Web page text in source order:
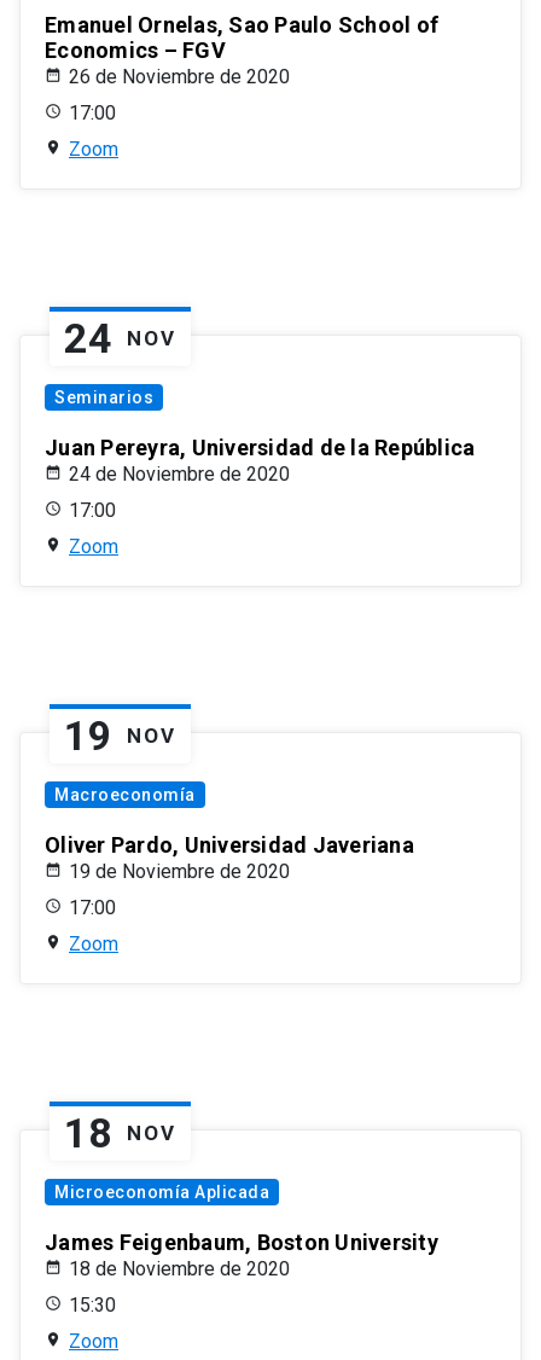
Emanuel Ornelas, Sao Paulo School of
Economics – FGV
26 de Noviembre de 2020
17:00
Zoom
24 NOV
Seminarios
Juan Pereyra, Universidad de la República
24 de Noviembre de 2020
17:00
Zoom
19 NOV
Macroeconomía
Oliver Pardo, Universidad Javeriana
19 de Noviembre de 2020
17:00
Zoom
18 NOV
Microeconomía Aplicada
James Feigenbaum, Boston University
18 de Noviembre de 2020
15:30
Zoom